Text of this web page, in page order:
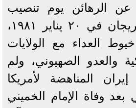
عن الرهائن يوم تنصيب
الرئيس رونالد ريجان في ٢٠ يناير ١٩٨١،
العداء مع الولايات
والعدو الصهيوني، ولم
المناهضة لأمريكا
بعد وفاة الإمام الخميني